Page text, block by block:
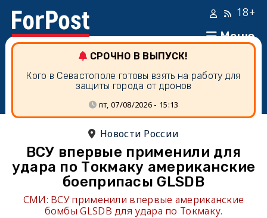
Меню
18+
СРОЧНО В ВЫПУСК!
Кого в Севастополе готовы взять на работу для
защиты города от дронов
пт, 07/08/2026 - 15:13
Новости России
ВСУ впервые применили для
удара по Токмаку американские
боеприпасы GLSDB
СМИ: ВСУ применили впервые американские
бомбы GLSDB для удара по Токмаку.